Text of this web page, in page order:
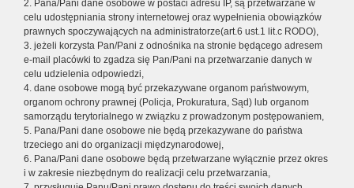
2. Pana/Pani dane osobowe w postaci adresu IP, są przetwarzane w
celu udostępniania strony internetowej oraz wypełnienia obowiązków
prawnych spoczywających na administratorze(art.6 ust.1 lit.c RODO),
3. jeżeli korzysta Pan/Pani z odnośnika na stronie będącego adresem
e-mail placówki to zgadza się Pan/Pani na przetwarzanie danych w
celu udzielenia odpowiedzi,
4. dane osobowe mogą być przekazywane organom państwowym,
organom ochrony prawnej (Policja, Prokuratura, Sąd) lub organom
samorządu terytorialnego w związku z prowadzonym postępowaniem,
5. Pana/Pani dane osobowe nie będą przekazywane do państwa
trzeciego ani do organizacji międzynarodowej,
6. Pana/Pani dane osobowe będą przetwarzane wyłącznie przez okres
i w zakresie niezbędnym do realizacji celu przetwarzania,